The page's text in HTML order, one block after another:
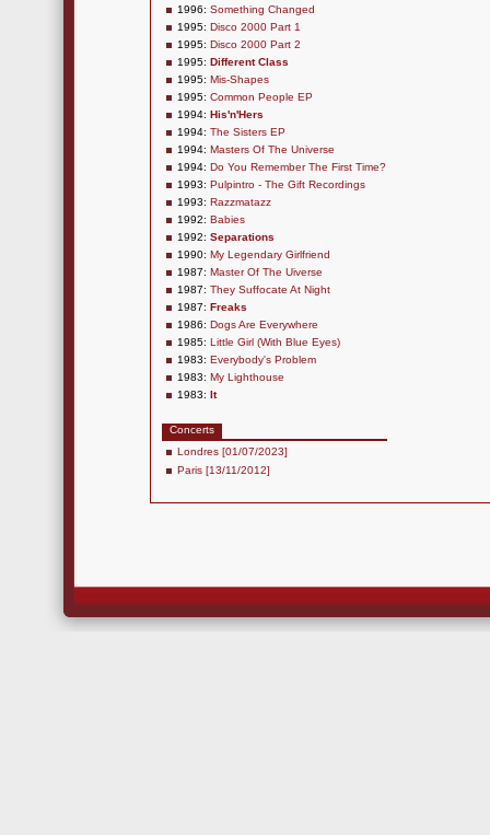
1996: Something Changed
1995: Disco 2000 Part 1
1995: Disco 2000 Part 2
1995: Different Class
1995: Mis-Shapes
1995: Common People EP
1994: His'n'Hers
1994: The Sisters EP
1994: Masters Of The Universe
1994: Do You Remember The First Time?
1993: Pulpintro - The Gift Recordings
1993: Razzmatazz
1992: Babies
1992: Separations
1990: My Legendary Girlfriend
1987: Master Of The Uiverse
1987: They Suffocate At Night
1987: Freaks
1986: Dogs Are Everywhere
1985: Little Girl (With Blue Eyes)
1983: Everybody's Problem
1983: My Lighthouse
1983: It
Concerts
Londres [01/07/2023]
Paris [13/11/2012]